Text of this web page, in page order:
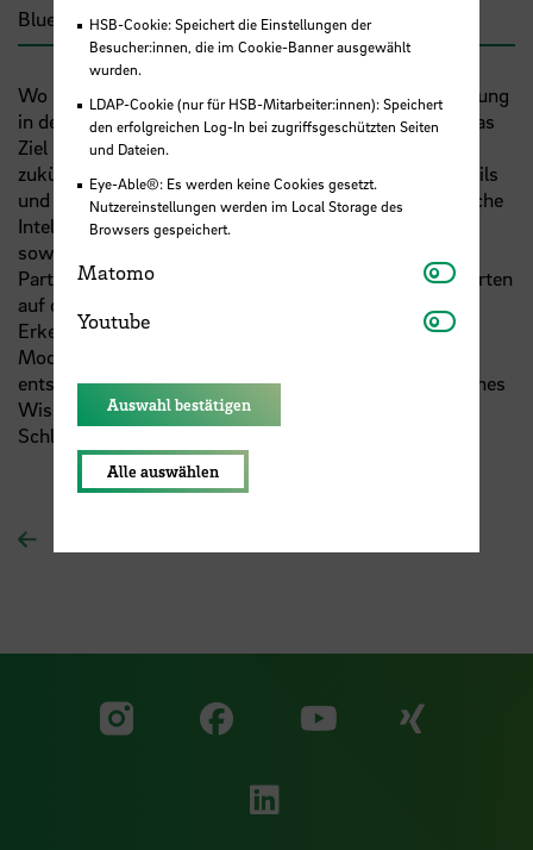
Blue Sciences
Wo soll man anfangen, wenn man über die Digitalisierung
in der maritimen Industrie sprechen will? Was sollte das
Ziel eines solchen Modules sein? Wie viel sollten die
zukünftigen Führungskräfte über die technischen Details
und Entscheidungshilfen wissen, wenn es um Künstliche
Intelligenz und Cybersicherheit geht? Wir werden uns
sowohl intern an der
Partneruniversitäten auf den Weg machen, um Antworten
auf diese Fragen zu finden. Auf der Grundlage unserer
Erkenntnisse werden wir in der Lage sein,
Modulbeschreibung(en) zu erstellen. Es ist von
entscheidender Bedeutung, weiteres und kontinuierliches
Wissen zu diesen Themen zu erlangen und
Schlüsselkompetenzen erweitern und vertiefen.
Zu unserer Facebook
Zu
Zu unserer
HSB-Cookie: Speichert die Einstellungen der
Besucher:innen, die im Cookie-Banner ausgewählt
wurden.
LDAP-Cookie (nur für HSB-Mitarbeiter:innen): Speichert
den erfolgreichen Log-In bei zugriffsgeschützten Seiten
und Dateien.
Eye-Able®: Es werden keine Cookies gesetzt.
Nutzereinstellungen werden im Local Storage des
Browsers gespeichert.
Matomo Matomo
Youtube Youtube
Auswahl bestätigen
Alle auswählen